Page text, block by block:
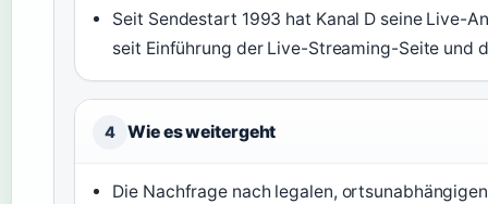
Seit Sendestart 1993 hat Kanal D seine Live-
seit Einführung der Live-Streaming-Seite und
4 Wie es weitergeht
Die Nachfrage nach legalen,